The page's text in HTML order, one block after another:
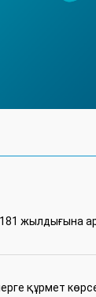
жылдығына
құрмет